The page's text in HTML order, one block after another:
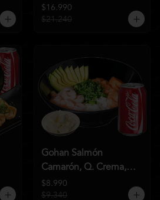
Unid de Gyozas Nikkei
$16.990
$21.240
Gohan Salmón
Camarón, Q. Crema,
Bebida
$8.990
$9.340